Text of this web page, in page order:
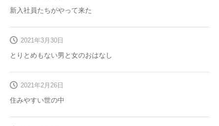
新入社員たちがやって来た
とりとめもない男と女のおはなし
2021年3月30日
住みやすい世の中
2021年2月26日